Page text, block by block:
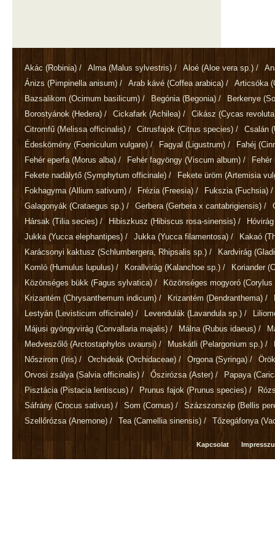
Akác (Robinia) / Alma (Malus sylvestris) / Aloé (Aloe vera sp.) /
Ánizs (Pimpinella anisum) / Arab kávé (Coffea arabica) / Articsóka
Bazsalikom (Ocimum basilicum) / Begónia (Begonia) / Berkenye
Borostyánok (Hedera) / Cickafark (Achilea) / Cikász (Cycas
Citromfű (Melissa officinalis) / Citrusfajok (Citrus species) / Csalán
Édeskömény (Foeniculum vulgare) / Fagyal (Ligustrum) / Fahéj
Fehér eperfa (Morus alba) / Fehér fagyöngy (Viscum album) /
Fekete nadálytő (Symphytum officinale) / Fekete üröm (Artemisia
Fokhagyma (Allium sativum) / Frézia (Freesia) / Fukszia (Fuchsia) /
Galagonyák (Crataegus sp.) / Gerbera (Gerbera x cantabrigiensis) /
Hársak (Tilia secies) / Hibiszkusz (Hibiscus rosa-sinensis) /
Jukka (Yucca elephantipes) / Jukka (Yucca filamentosa) / Kakaó
Karácsonyi kaktusz (Schlumbergera, Rhipsalis sp.) / Kardvirág
Komló (Humulus lupulus) / Korallvirág (Kalanchoe sp.) / Koriander
Közönséges bükk (Fagus sylvatica) / Közönséges mogyoró (Corylus
Krizantém (Chrysanthemum indicum) / Krizantém (Dendranthema) /
Lestyán (Levisticum officinale) / Levendulák (Lavandula sp.) /
Májusi gyöngyvirág (Convallaria majalis) / Málna (Rubus idaeus) /
Medveszőlő(Arctostaphylos uvaursi) / Muskátli (Pelargonium sp.) /
Nőszirom (Iris) / Orchideák (Orchidaceae) / Orgona (Syringa) /
Orvosi zsálya (Salvia officinalis) / Őszirózsa (Aster) / Papaya
Pisztácia (Pistacia lentiscus) / Prunus fajok (Prunus species) /
Sáfrány (Crocus sativus) / Som (Cornus) / Százszorszép (Bellis
Szellőrózsa (Anemone) / Tea (Camellia sinensis) / Tőzegáfonya
Kapcsolat